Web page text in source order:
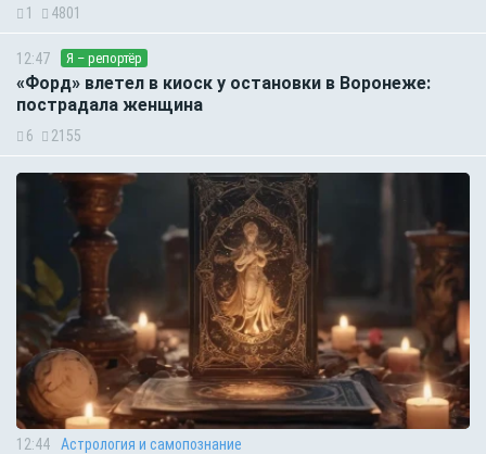
1 4801
12:47 Я – репортёр
«Форд» влетел в киоск у остановки в Воронеже:
пострадала женщина
6 2155
12:44 Астрология и самопознание